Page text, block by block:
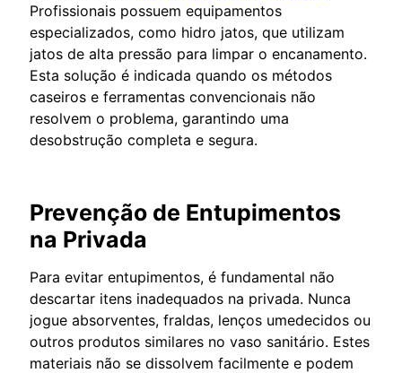
Profissionais possuem equipamentos
especializados, como hidro jatos, que utilizam
jatos de alta pressão para limpar o encanamento.
Esta solução é indicada quando os métodos
caseiros e ferramentas convencionais não
resolvem o problema, garantindo uma
desobstrução completa e segura.
Prevenção de Entupimentos
na Privada
Para evitar entupimentos, é fundamental não
descartar itens inadequados na privada. Nunca
jogue absorventes, fraldas, lenços umedecidos ou
outros produtos similares no vaso sanitário. Estes
materiais não se dissolvem facilmente e podem